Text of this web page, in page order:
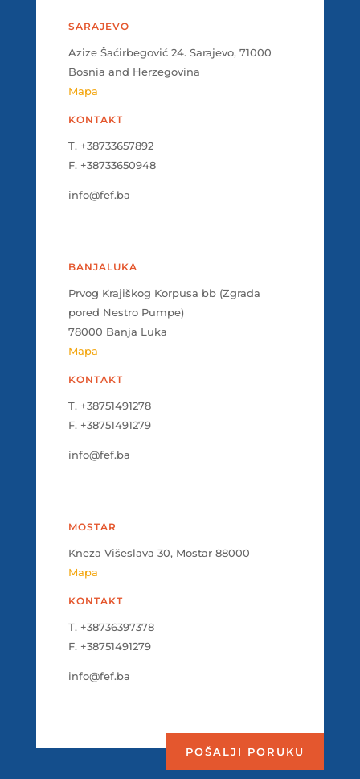
SARAJEVO
Azize Šaćirbegović 24. Sarajevo, 71000
Bosnia and Herzegovina
Mapa
KONTAKT
T. +38733657892
F. +38733650948
info@fef.ba
BANJALUKA
Prvog Krajiškog Korpusa bb (Zgrada
pored Nestro Pumpe)
78000 Banja Luka
Mapa
KONTAKT
T. +38751491278
F. +38751491279
info@fef.ba
MOSTAR
Kneza Višeslava 30, Mostar 88000
Mapa
KONTAKT
T. +38736397378
F. +38751491279
info@fef.ba
POŠALJI PORUKU